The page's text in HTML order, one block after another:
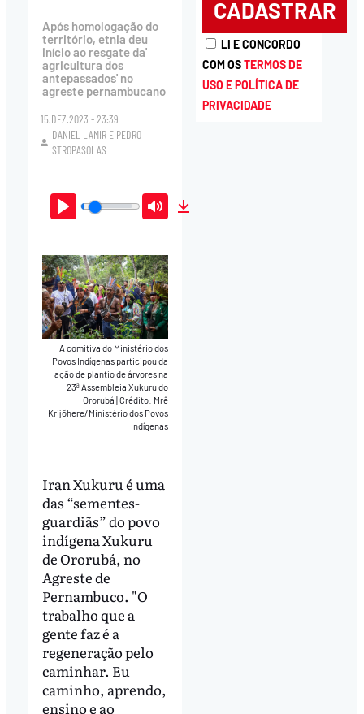
Após homologação do
território, etnia deu
início ao resgate da'
agricultura dos
antepassados' no
agreste pernambucano
15.DEZ.2023 - 23:39
DANIEL LAMIR E PEDRO
STROPASOLAS
Play Mute
A comitiva do Ministério dos
Povos Indígenas participou da
ação de plantio de árvores na
23ª Assembleia Xukuru do
Ororubá Crédito: Mrê
Krijõhere/Ministério dos Povos
Indígenas
Iran Xukuru é uma
das “sementes-
guardiãs” do povo
indígena Xukuru
de Ororubá, no
Agreste de
Pernambuco. "O
trabalho que a
gente faz é a
regeneração pelo
caminhar. Eu
caminho, aprendo,
ensino e ao
LI E CONCORDO
COM OSTERMOS DE
USO E POLÍTICA DE
PRIVACIDADE